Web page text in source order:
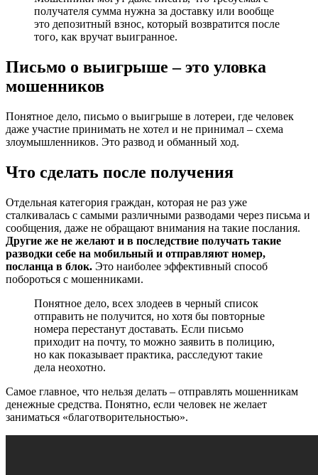
получателя сумма нужна за доставку или вообще
это депозитный взнос, который возвратится после
того, как вручат выигранное.
Письмо о выигрыше – это уловка
мошенников
Понятное дело, письмо о выигрыше в лотереи, где человек
даже участие принимать не хотел и не принимал – схема
злоумышленников. Это развод и обманный ход.
Что сделать после получения
Отдельная категория граждан, которая не раз уже
сталкивалась с самыми различными разводами через письма и
сообщения, даже не обращают внимания на такие послания.
Другие же не желают и в последствие получать такие
разводки себе на мобильный и отправляют номер,
посланца в блок. Это наиболее эффективный способ
побороться с мошенниками.
Понятное дело, всех злодеев в черный список
отправить не получится, но хотя бы повторные
номера перестанут доставать. Если письмо
приходит на почту, то можно заявить в полицию,
но как показывает практика, расследуют такие
дела неохотно.
Самое главное, что нельзя делать – отправлять мошенникам
денежные средства. Понятно, если человек не желает
заниматься «благотворительностью».